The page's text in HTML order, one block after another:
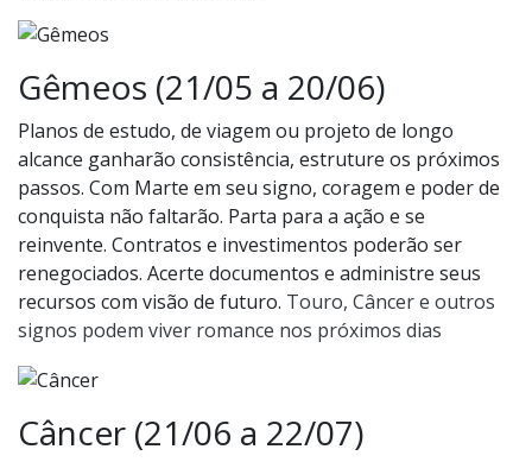
Gêmeos (21/05 a 20/06)
Planos de estudo, de viagem ou projeto de longo
alcance ganharão consistência, estruture os próximos
passos. Com Marte em seu signo, coragem e poder de
conquista não faltarão. Parta para a ação e se
reinvente. Contratos e investimentos poderão ser
renegociados. Acerte documentos e administre seus
recursos com visão de futuro. Touro, Câncer e outros
signos podem viver romance nos próximos dias
Câncer (21/06 a 22/07)